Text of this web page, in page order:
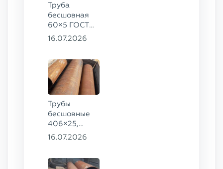
Труба
бесшовная
60×5 ГОСТ
8732-78, ст.
16.07.2026
Трубы
бесшовные
406×25,
325×20,
09Г2С
16.07.2026